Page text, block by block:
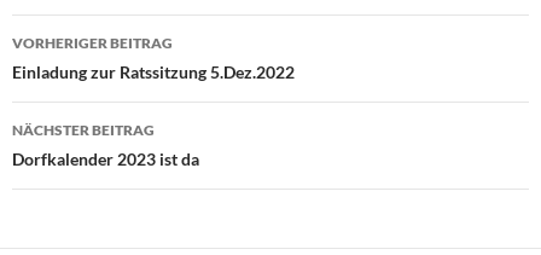
Beitragsnavigation
VORHERIGER BEITRAG
Einladung zur Ratssitzung 5.Dez.2022
NÄCHSTER BEITRAG
Dorfkalender 2023 ist da